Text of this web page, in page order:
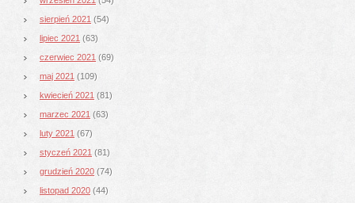
sierpień 2021 (54)
lipiec 2021 (63)
czerwiec 2021 (69)
maj 2021 (109)
kwiecień 2021 (81)
marzec 2021 (63)
luty 2021 (67)
styczeń 2021 (81)
grudzień 2020 (74)
listopad 2020 (44)